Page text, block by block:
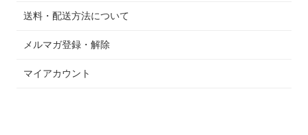
送料・配送方法について
メルマガ登録・解除
マイアカウント